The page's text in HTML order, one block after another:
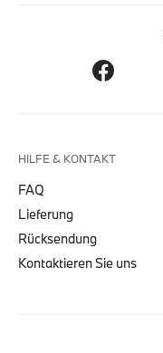
HILFE & KONTAKT
FAQ
Lieferung
Rücksendung
Kontaktieren Sie uns